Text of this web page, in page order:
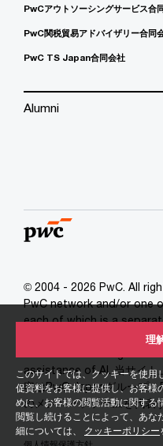
このサイトでは、クッキーを使用
促資料をお客様に提供し、お客様
めに、お客様の閲覧活動に関する
閲覧し続けることによって、あな
細については、 クッキーポリシー
理
PwCアウトソーシングサービス合
PwC関税貿易アドバイザリー合同
PwC TS Japan合同会社
Alumni
© 2004 - 2026 PwC. All
PwC network and/or one
each of which is a
www.pwc.com/structure
assistance of AI. 当サイト
容はPwC Japanグループ
のメンバーファームを代表